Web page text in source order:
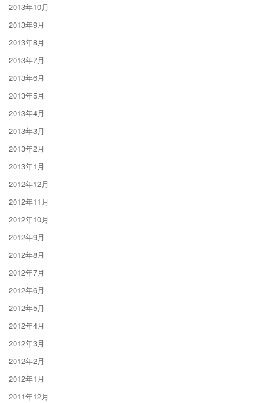
2013年10月
2013年9月
2013年8月
2013年7月
2013年6月
2013年5月
2013年4月
2013年3月
2013年2月
2013年1月
2012年12月
2012年11月
2012年10月
2012年9月
2012年8月
2012年7月
2012年6月
2012年5月
2012年4月
2012年3月
2012年2月
2012年1月
2011年12月